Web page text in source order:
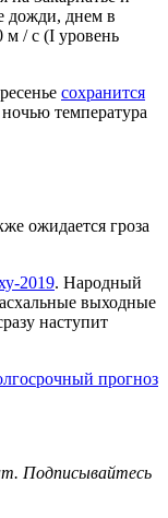
дожди, днем в
м / с (I уровень
сохранится
температура
ожидается гроза
2019. Народный
выходные
наступит
прогноз
Подписывайтесь